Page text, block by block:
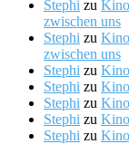
Stephi zu
zwischen uns
Stephi zu
zwischen uns
Stephi zu
Stephi zu
Stephi zu
Stephi zu
Stephi zu